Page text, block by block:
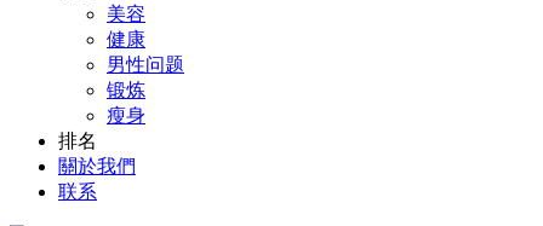
美容
健康
男性问题
锻炼
瘦身
排名
關於我們
联系